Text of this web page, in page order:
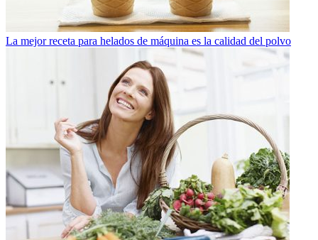
La mejor receta para helados de máquina es la calidad del polvo